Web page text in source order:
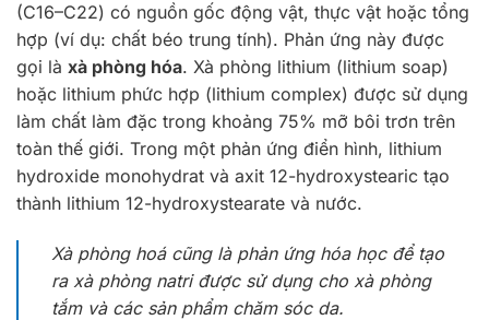
(C16–C22) có nguồn gốc động vật, thực vật hoặc tổng
hợp (ví dụ: chất béo trung tính). Phản ứng này được
gọi là xà phòng hóa. Xà phòng lithium (lithium soap)
hoặc lithium phức hợp (lithium complex) được sử dụng
làm chất làm đặc trong khoảng 75% mỡ bôi trơn trên
toàn thế giới. Trong một phản ứng điển hình, lithium
hydroxide monohydrat và axit 12-hydroxystearic tạo
thành lithium 12-hydroxystearate và nước.
Xà phòng hoá cũng là phản ứng hóa học để tạo
ra xà phòng natri được sử dụng cho xà phòng
tắm và các sản phẩm chăm sóc da.